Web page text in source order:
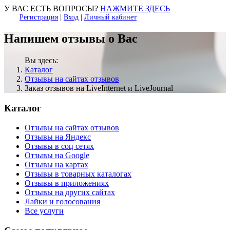
У ВАС ЕСТЬ ВОПРОСЫ? НАЖМИТЕ ЗДЕСЬ
Регистрация Вход Личный кабинет
Напишем отзывы о Вас
Вы здесь:
Каталог
Отзывы на сайтах отзывов
Заказ отзывов на LiveInternet и LiveJournal
Каталог
Отзывы на сайтах отзывов
Отзывы на Яндекс
Отзывы в соц сетях
Отзывы на Google
Отзывы на картах
Отзывы в товарных каталогах
Отзывы в приложениях
Отзывы на других сайтах
Лайки и голосования
Все услуги